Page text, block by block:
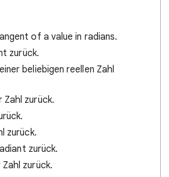
of a value in radians.
zurück.
beliebigen reellen Zahl
Zahl zurück.
zurück.
zurück.
zurück.